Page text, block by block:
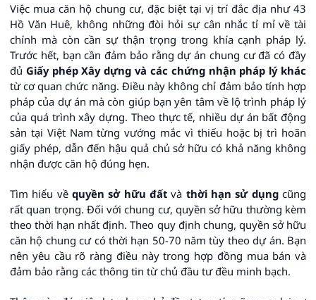
Việc mua căn hộ chung cư, đặc biệt tại vị trí đắc địa như 43
Hồ Văn Huê, không những đòi hỏi sự cân nhắc tỉ mỉ về tài
chính mà còn cần sự thận trọng trong khía cạnh pháp lý.
Trước hết, bạn cần đảm bảo rằng dự án chung cư đã có đầy
đủ Giấy phép Xây dựng và các chứng nhận pháp lý khác
từ cơ quan chức năng. Điều này không chỉ đảm bảo tính hợp
pháp của dự án mà còn giúp bạn yên tâm về lộ trình pháp lý
của quá trình xây dựng. Theo thực tế, nhiều dự án bất động
sản tại Việt Nam từng vướng mắc vì thiếu hoặc bị trì hoãn
giấy phép, dẫn đến hậu quả chủ sở hữu có khả năng không
nhận được căn hộ đúng hẹn.
Tìm hiểu về quyền sở hữu đất và thời hạn sử dụngcũng
rất quan trọng. Đối với chung cư, quyền sở hữu thường kèm
theo thời hạn nhất định. Theo quy định chung, quyền sở hữu
căn hộ chung cư có thời hạn 50-70 năm tùy theo dự án. Bạn
nên yêu cầu rõ ràng điều này trong hợp đồng mua bán và
đảm bảo rằng các thông tin từ chủ đầu tư đều minh bạch.